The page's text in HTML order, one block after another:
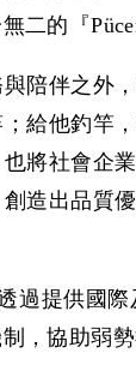
二的『
陪伴之外
給他釣竿
將社會企
造出品質
透過提供
，協助弱